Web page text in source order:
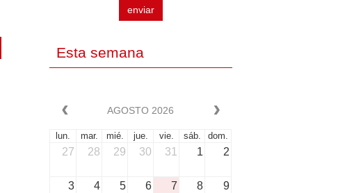
enviar
Esta semana
AGOSTO 2026
lun. mar. mié. jue. vie. sáb. dom.
27 28 29 30 31 1 2
3 4 5 6 7 8 9